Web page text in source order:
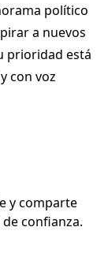
político
a nuevos
prioridad está
con voz
y comparte
confianza.